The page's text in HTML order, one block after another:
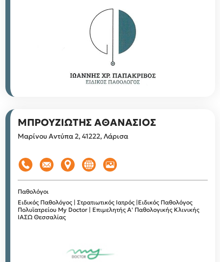
ΜΠΡΟΥΖΙΩΤΗΣ ΑΘΑΝΑΣΙΟΣ
Μαρίνου Αντύπα 2, 41222, Λάρισα
Παθολόγοι
Ειδικός Παθολόγος | Στρατιωτικός Ιατρός |Ειδικός Παθολόγος
Πολυϊατρείου My Doctor | Επιμελητής Α' Παθολογικής Κλινικής
ΙΑΣΩ Θεσσαλίας